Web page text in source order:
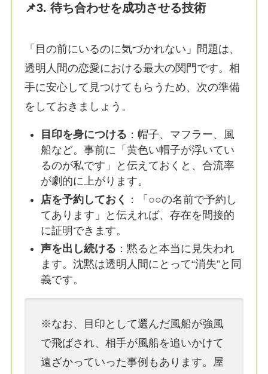
📌3. 待ち合わせを成功させる技術
「目の前にいるのに気づかれない」問題は、
透明人間の恋愛における最大の関門です。相
手に安心して見つけてもらうため、次の準備
をしておきましょう。
目印を身につける ：帽子、マフラー、風
船など。事前に「黄色い帽子が浮いてい
るのが私です」と伝えておくと、合流率
が劇的に上がります。
店を予約しておく
：「○○の名前で予約し
てあります」と伝えれば、存在を間接的
に証明できます。
声を出し続ける ：黙ると本当に見失われ
ます。沈黙は透明人間にとって“消失”と同
義です。
※なお、目印として選んだ風船が強風
で飛ばされ、相手が風船を追いかけて
遠ざかっていった事例もあります。屋